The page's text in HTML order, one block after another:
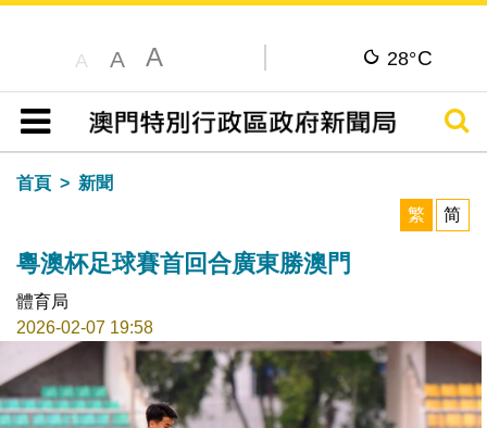
A A A 28°C
目錄
搜尋
首頁
新聞
繁
简
粵澳杯足球賽首回合廣東勝澳門
體育局
2026-02-07 19:58